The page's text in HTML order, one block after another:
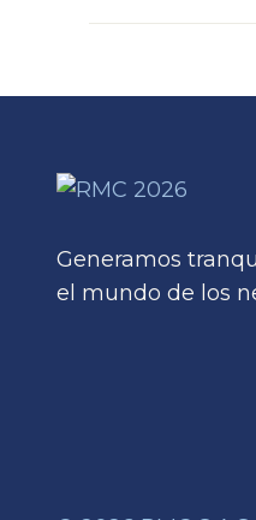
Generamos
el mundo de los